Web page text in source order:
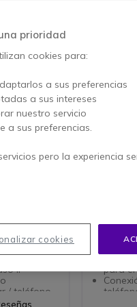
auriculares
mayoría de
IP
/ teléfono
para
Cable
Cable
Cable
para
prioridad
cookies para:
a sus preferencias
a sus intereses
nuestro servicio
a sus preferencias.
pero la experiencia
cookies